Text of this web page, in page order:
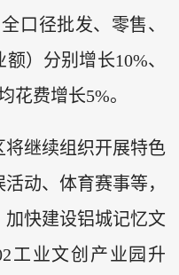
口径批发、零售、
）分别增长10%、
花费增长5%。
继续组织开展特色
动、体育赛事等，
快建设铝城记忆文
工业文创产业园升